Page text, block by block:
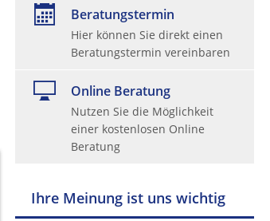
Beratungstermin
Hier können Sie direkt einen
Beratungstermin vereinbaren
Online Beratung
Nutzen Sie die Möglichkeit
einer kostenlosen Online
Beratung
Ihre Meinung ist uns wichtig